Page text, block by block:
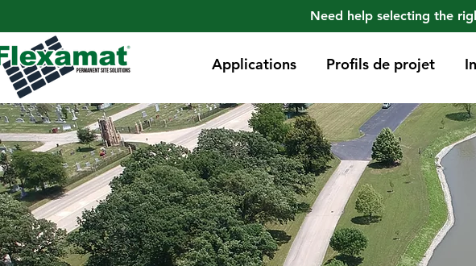
Need help selecting the
Applications Profils de projet